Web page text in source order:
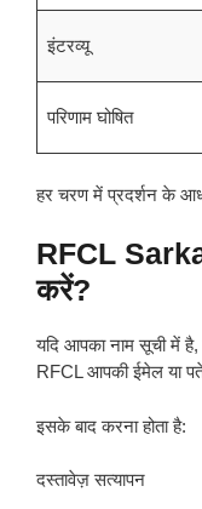
इंटरव्यू
परिणाम घोषित
हर चरण में प्रदर्शन के
RFCL
करें?
यदि आपका नाम सूची में है,
RFCL आपकी ईमेल या
इसके बाद करना होता है:
दस्तावेज़ सत्यापन